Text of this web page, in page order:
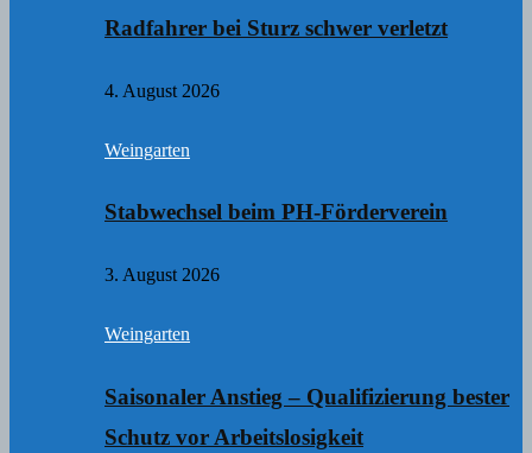
Radfahrer bei Sturz schwer verletzt
4. August 2026
Weingarten
Stabwechsel beim PH-Förderverein
3. August 2026
Weingarten
Saisonaler Anstieg – Qualifizierung bester
Schutz vor Arbeitslosigkeit